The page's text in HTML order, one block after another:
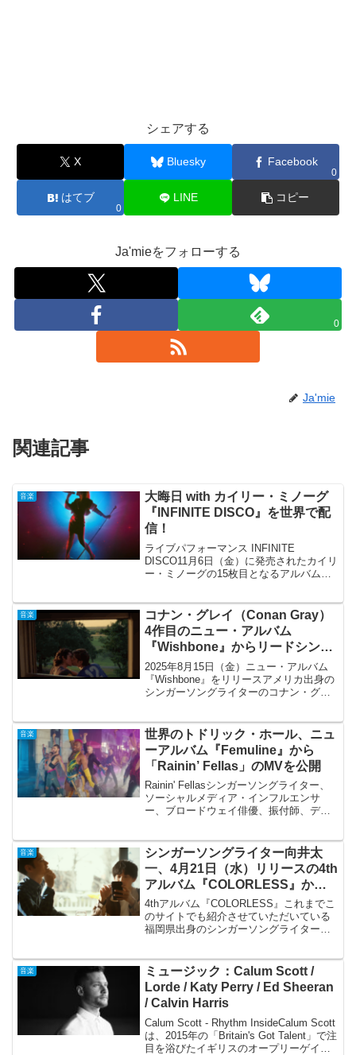
シェアする
X Bluesky Facebook
0
はてブ
0
LINE コピー
Ja'mieをフォローする
0
Ja'mie
関連記事
音楽
大晦日 with カイリー・ミノーグ
『INFINITE DISCO』を世界で配
信！
ライブパフォーマンス INFINITE
DISCO11月6日（金）に発売されたカイリ
ー・ミノーグの15枚目となるアルバム
ベスト盤も含め8枚目の全英No.1アルバ...
音楽
コナン・グレイ（Conan Gray）
4作目のニュー・アルバム
『Wishbone』からリードシング
ル「This Song」のMVを公開
2025年8月15日（金）ニュー・アルバム
『Wishbone』をリリースアメリカ出身の
シンガーソングライターのコナン・グレ
は、アメリカのシンガーソングラ...
音楽
世界のトドリック・ホール、ニュ
ーアルバム『Femuline』から
「Rainin’ Fellas」のMVを公開
Rainin' Fellasシンガーソングライター、
ソーシャルメディア・インフルエンサ
ー、ブロードウェイ俳優、振付師、ディ
ク・ホール「Nails, Hair,...
音楽
シンガーソングライター向井太
一、4月21日（水）リリースの4th
アルバム『COLORLESS』から
の先行シングル「Colorless」の
MVを公開
4thアルバム『COLORLESS』これまでこ
のサイトでも紹介させていただいている
福岡県出身のシンガーソングライター向
なるアルバム『COLORLESS』をリリー
スし...
音楽
ミュージック：Calum Scott /
Lorde / Katy Perry / Ed Sheeran
/ Calvin Harris
Calum Scott - Rhythm InsideCalum Scott
は、2015年の「Britain's Got Talent」で注
目を浴びたイギリスのオープリーゲイの